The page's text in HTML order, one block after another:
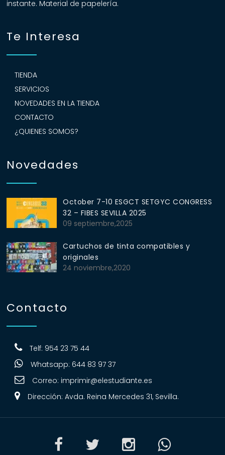
instante. Material de papelería.
Te Interesa
TIENDA
SERVICIOS
NOVEDADES EN LA TIENDA
CONTACTO
¿QUIENES SOMOS?
Novedades
October 7-10 ESGCT SETGYC CONGRESS
32 – FIBES SEVILLA 2025
09 septiembre,2025
Cartuchos de tinta compatibles y
originales
24 noviembre,2020
Contacto
Telf: 954 23 75 44
Whatsapp: 644 83 97 37
Correo: imprimir@elestudiante.es
Dirección: Avda. Reina Mercedes 31, Sevilla.